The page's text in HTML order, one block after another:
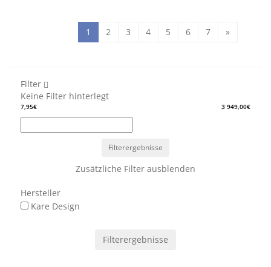
1 2 3 4 5 6 7 »
Filter
Keine Filter hinterlegt
7,95€ 3 949,00€
Filterergebnisse
Zusätzliche Filter ausblenden
Hersteller
Kare Design
Filterergebnisse